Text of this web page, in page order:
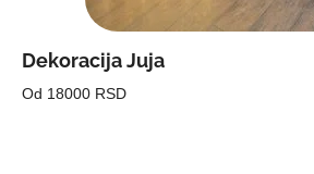
Dekoracija Juja
Od 18000 RSD